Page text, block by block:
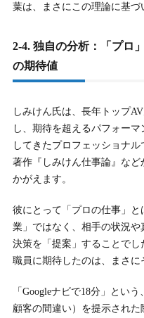
葉は、まさにこの理論に基づ
2-4. 独自の分析：「プロ
の期待値
しみけん氏は、長年トップ
し、期待を超えるパフォー
してきたプロフェッショナ
著作『しみけん仕事論』な
かがえます。
彼にとって「プロの仕事」
業」ではなく、相手の状況
決策を「提案」することで
職員に期待したのは、まさに
「Googleナビで18分」とい
顧客の間違い）を提示され